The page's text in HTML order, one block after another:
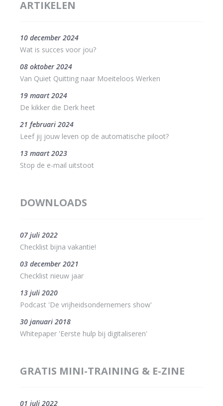
ARTIKELEN
10 december 2024
Wat is succes voor jou?
08 oktober 2024
Van Quiet Quitting naar Moeiteloos Werken
19 maart 2024
De kikker die Derk heet
21 februari 2024
Leef jij jouw leven op de automatische piloot?
13 maart 2023
Stop de e-mail uitstoot
DOWNLOADS
07 juli 2022
Checklist bijna vakantie!
03 december 2021
Checklist nieuw jaar
13 juli 2020
Podcast 'De vrijheidsondernemers show'
30 januari 2018
Whitepaper 'Eerste hulp bij digitaliseren'
GRATIS MINI-TRAINING & E-ZINE
01 juli 2022